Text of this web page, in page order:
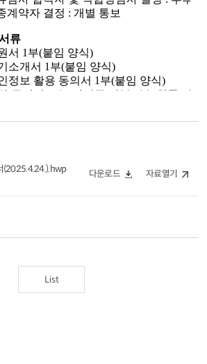
(2025.4.24.).hwp
다운로드 자료열기
List